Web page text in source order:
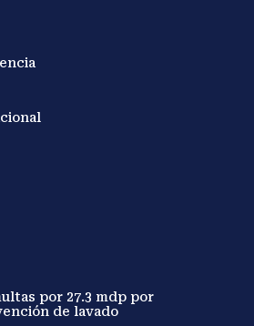
por 27.3 mdp por
de lavado